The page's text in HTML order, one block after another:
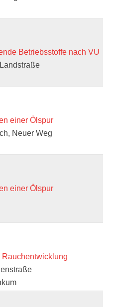
Betriebsstoffe nach VU
einer Ölspur
Neuer Weg
einer Ölspur
Rauchentwicklung